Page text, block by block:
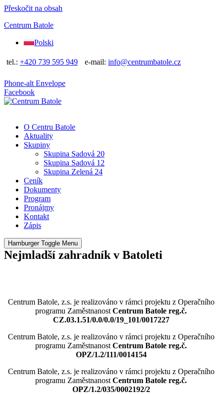
Přeskočit na obsah
Centrum Batole
Polski
tel.: +420 739 595 949 e-mail: info@centrumbatole.cz
Phone-alt Envelope
Facebook
O Centru Batole
Aktuality
Skupiny
Skupina Sadová 20
Skupina Sadová 12
Skupina Zelená 24
Ceník
Dokumenty
Program
Pronájmy
Kontakt
Zápis
Hamburger Toggle Menu
Nejmladší zahradník v Batoleti
Centrum Batole, z.s. je realizováno v rámci projektu z Operačního
programu Zaměstnanost Centrum Batole reg.č.
CZ.03.1.51/0.0/0.0/19_101/0017227
Centrum Batole, z.s. je realizováno v rámci projektu z Operačního
programu Zaměstnanost Centrum Batole reg.č.
OPZ/1.2/111/0014154
Centrum Batole, z.s. je realizováno v rámci projektu z Operačního
programu Zaměstnanost Centrum Batole reg.č.
OPZ/1.2/035/0002192/2